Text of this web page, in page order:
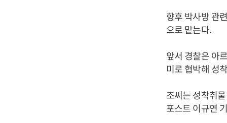
향후 박사방 관
으로 맡는다.
앞서 경찰은 아
미로 협박해 성
조씨는 성착취
포스트 이규연